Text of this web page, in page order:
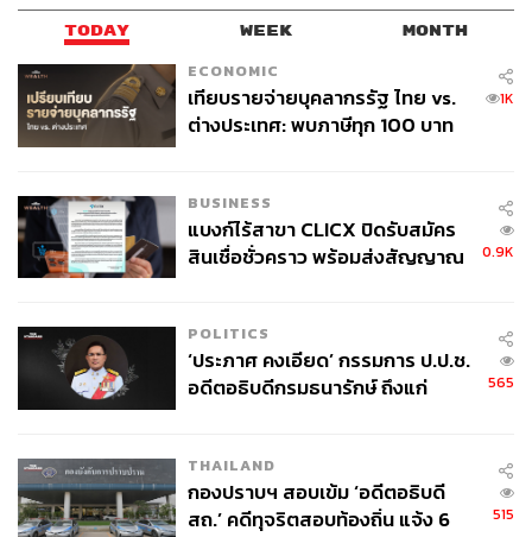
เมืองทองธานี ระหว่างวันที่ 29 พฤศจิกายน – 10 ธันวาคม
2567
เพราะคุณคือดาวดวงสำคัญของเรา Mercedes-Benz พร้อม
มอบประสบการณ์ที่เหนือระดับให้คุณได้เป็นเจ้าของทั้งยนต
ของคุณเต็มเปี่ยมไปด้วยความพิเศษในแบบที่ไม่มีใครเหมือน
สามารถติดตามข้อมูลเพิ่มเติมเกี่ยวกับรถยนต์รุ่นต่างๆ ของ
ทั่วประเทศ
TODAY WEEK MONTH
ECONOMIC
เทียบรายจ่ายบุคลากรรัฐ ไทย vs.
ต่างประเทศ: พบภาษีทุก 100 บาท
1K
BUSINESS
แบงก์ไร้สาขา CLICX ปิดรับสมัคร
สินเชื่อชั่วคราว พร้อมส่งสัญญาณ
0.9K
POLITICS
‘ประภาศ คงเอียด’ กรรมการ ป.ป.ช.
อดีตอธิบดีกรมธนารักษ์ ถึงแก่
565
THAILAND
กองปราบฯ สอบเข้ม ‘อดีตอธิบดี
สถ.’ คดีทุจริตสอบท้องถิ่น แจ้ง 6
515